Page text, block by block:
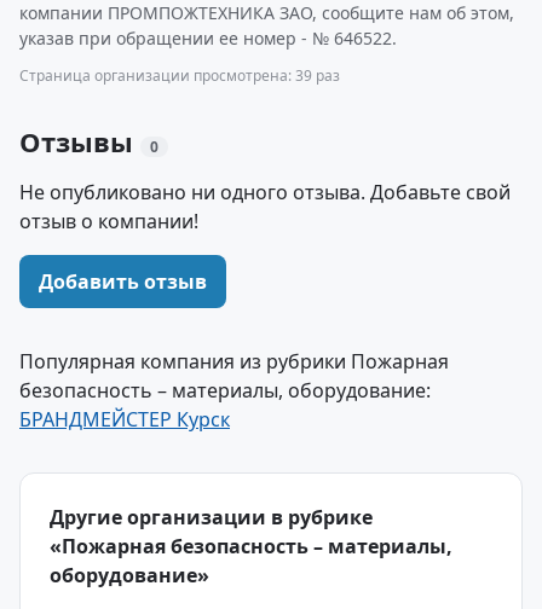
компании ПРОМПОЖТЕХНИКА ЗАО, сообщите нам об этом,
указав при обращении ее номер - № 646522.
Страница организации просмотрена: 39 раз
Отзывы 0
Не опубликовано ни одного отзыва. Добавьте свой
отзыв о компании!
Добавить отзыв
Популярная компания из рубрики Пожарная
безопасность – материалы, оборудование:
БРАНДМЕЙСТЕР Курск
Другие организации в рубрике
«Пожарная безопасность – материалы,
оборудование»